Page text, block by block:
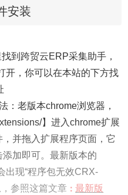
安装
到跨贸云ERP采集助手，
开，你可以在本站的下方找
：老版本chrome浏览器，
】进入chrome扩展
并拖入扩展程序页面，它
加即可。最新版本的
出现“程序包无效CRX-
参照这篇文章 ：最新版